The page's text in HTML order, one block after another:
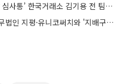
법무법인 태평양, ‘상장 심사통’ 한국거래소 김기용 전 팀장 영입
한국 딜로이트그룹, 법무법인 지평·유니코써치와 '지배구조 통합 컨설팅 서비스' 협약